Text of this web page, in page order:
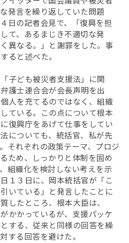
発言を繰り返していた問題
日の記者会見で、「復興を担
て、あるまじき不適切な発
異なる。」と謝罪をした。事
ると述べた。
子ども被災者支援法」に関
護士連合会が会長声明を出
人を充てるのではなく、組織
ている。この点について根本
復興庁をあげて仕事をしてい
についても、統括官、私が先
それぞれの政策テーマ、プロジ
ため、しっかりと体制を固め
組織化を検討しない考えを示
１３日に、岡本統括官が「こ
いている」と発言したことに
したところ、根本大臣は、
かかっているが、支援パッケ
する、従来と同様の回答を繰
する回答を避けた。